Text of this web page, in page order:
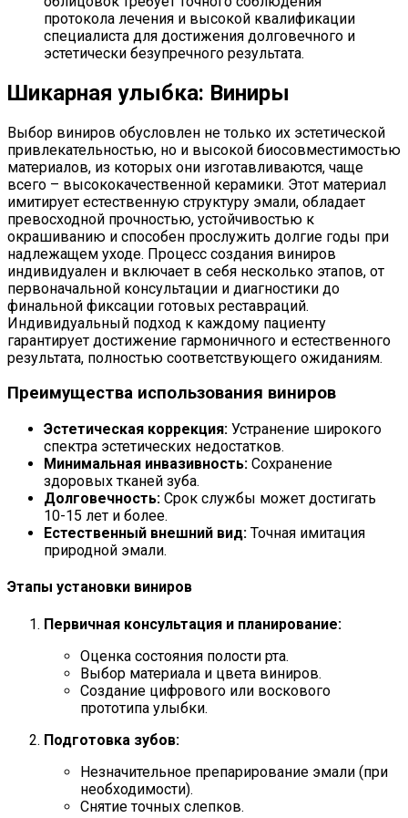
протокола лечения и высокой квалификации
специалиста для достижения долговечного и
эстетически безупречного результата.
Шикарная улыбка: Виниры
Выбор виниров обусловлен не только их эстетической
привлекательностью, но и высокой биосовместимостью
материалов, из которых они изготавливаются, чаще
всего – высококачественной керамики. Этот материал
имитирует естественную структуру эмали, обладает
превосходной прочностью, устойчивостью к
окрашиванию и способен прослужить долгие годы при
надлежащем уходе. Процесс создания виниров
индивидуален и включает в себя несколько этапов, от
первоначальной консультации и диагностики до
финальной фиксации готовых реставраций.
Индивидуальный подход к каждому пациенту
гарантирует достижение гармоничного и естественного
результата, полностью соответствующего ожиданиям.
Преимущества использования виниров
Эстетическая коррекция: Устранение широкого
спектра эстетических недостатков.
Минимальная инвазивность: Сохранение
здоровых тканей зуба.
Долговечность: Срок службы может достигать
10-15 лет и более.
Естественный внешний вид: Точная имитация
природной эмали.
Этапы установки виниров
Первичная консультация и планирование:
Оценка состояния полости рта.
Выбор материала и цвета виниров.
Создание цифрового или воскового
прототипа улыбки.
Подготовка зубов:
Незначительное препарирование эмали (при
необходимости).
Снятие точных слепков.